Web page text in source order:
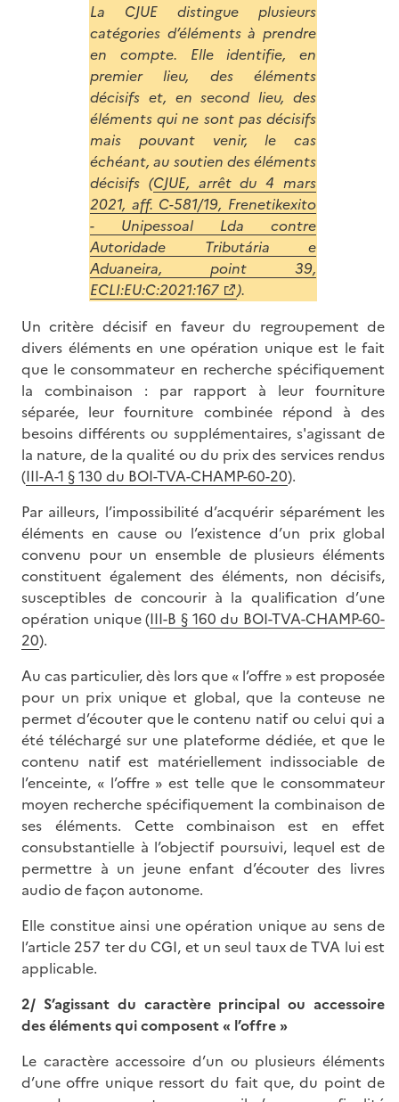
La CJUE distingue plusieurs
catégories d’éléments à prendre
en compte. Elle identifie, en
premier lieu, des éléments
décisifs et, en second lieu, des
éléments qui ne sont pas décisifs
mais pouvant venir, le cas
échéant, au soutien des éléments
décisifs (CJUE, arrêt du 4 mars
2021, aff. C-581/19, Frenetikexito
- Unipessoal Lda contre
Autoridade Tributária e
Aduaneira, point 39,
ECLI:EU:C:2021:167
).
Un critère décisif en faveur du regroupement de
divers éléments en une opération unique est le fait
que le consommateur en recherche spécifiquement
la combinaison : par rapport à leur fourniture
séparée, leur fourniture combinée répond à des
besoins différents ou supplémentaires, s'agissant de
la nature, de la qualité ou du prix des services rendus
(III-A-1 § 130 du BOI-TVA-CHAMP-60-20).
Par ailleurs, l’impossibilité d’acquérir séparément les
éléments en cause ou l’existence d’un prix global
convenu pour un ensemble de plusieurs éléments
constituent également des éléments, non décisifs,
susceptibles de concourir à la qualification d’une
opération unique (III-B § 160 du BOI-TVA-CHAMP-60-
20).
Au cas particulier, dès lors que « l’offre » est proposée
pour un prix unique et global, que la conteuse ne
permet d’écouter que le contenu natif ou celui qui a
été téléchargé sur une plateforme dédiée, et que le
contenu natif est matériellement indissociable de
l’enceinte, « l’offre » est telle que le consommateur
moyen recherche spécifiquement la combinaison de
ses éléments. Cette combinaison est en effet
consubstantielle à l’objectif poursuivi, lequel est de
permettre à un jeune enfant d’écouter des livres
audio de façon autonome.
Elle constitue ainsi une opération unique au sens de
l’article 257 ter du CGI, et un seul taux de TVA lui est
applicable.
2/ S’agissant du caractère principal ou accessoire
des éléments qui composent « l’offre »
Le caractère accessoire d’un ou plusieurs éléments
d’une offre unique ressort du fait que, du point de